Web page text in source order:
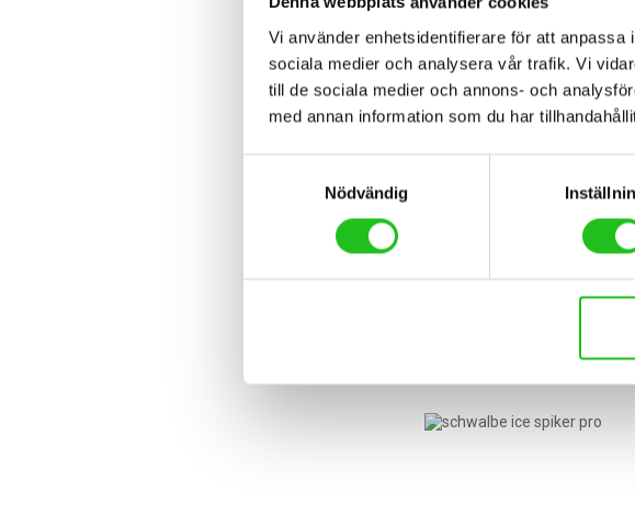
Vi använder enhetsidentifierare för att
sociala medier och analysera vår trafik. Vi
till de sociala medier och annons- och
med annan information som du har
Nödvändig